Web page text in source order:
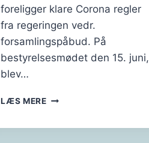
foreligger klare Corona regler
fra regeringen vedr.
forsamlingspåbud. På
bestyrelsesmødet den 15. juni,
blev…
LÆS MERESÆT